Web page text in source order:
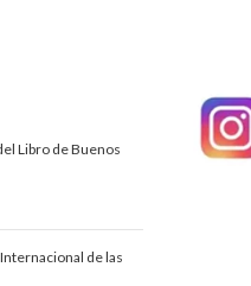
Libro de Buenos
de las